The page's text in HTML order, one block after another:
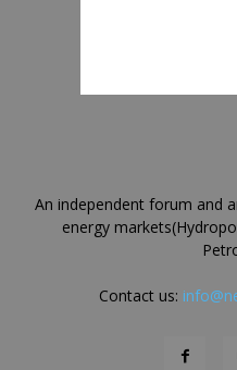
An independent forum and
energy
Contact us: